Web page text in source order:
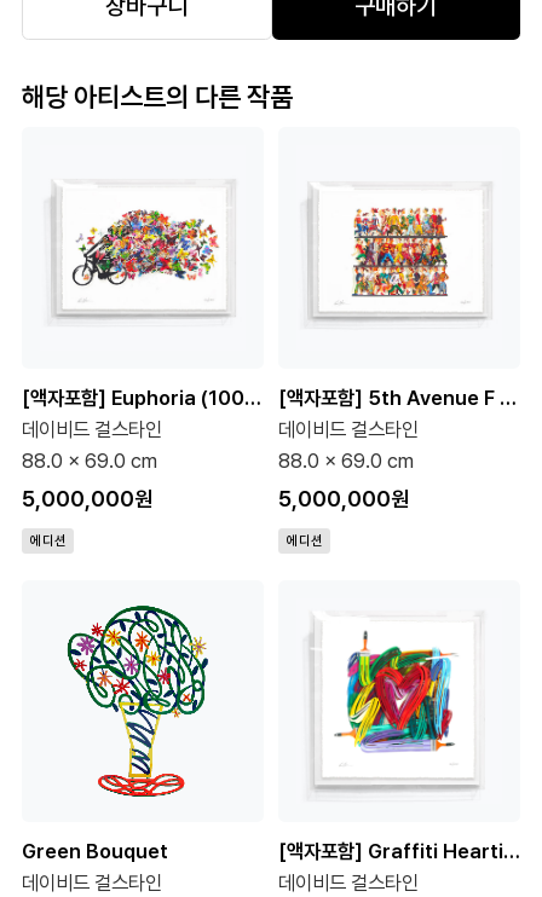
해당 아티스트의 다른 작품
[액자포함] Euphoria (100 Editions)
데이비드 걸스타인
88.0 x 69.0 cm
5,000,000원
에디션
[액자포함] 5th Avenue F (100 Editions)
데이비드 걸스타인
88.0 x 69.0 cm
5,000,000원
에디션
Green Bouquet
데이비드 걸스타인
[액자포함] Graffiti Heartist (100 Editions)
데이비드 걸스타인